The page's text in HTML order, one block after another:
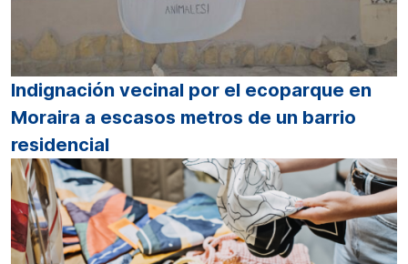
Indignación vecinal por el ecoparque en
Moraira a escasos metros de un barrio
residencial